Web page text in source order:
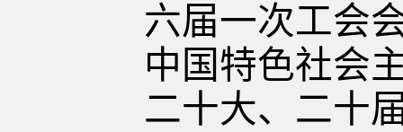
六届一次工会
中国特色社会
二十大、二十